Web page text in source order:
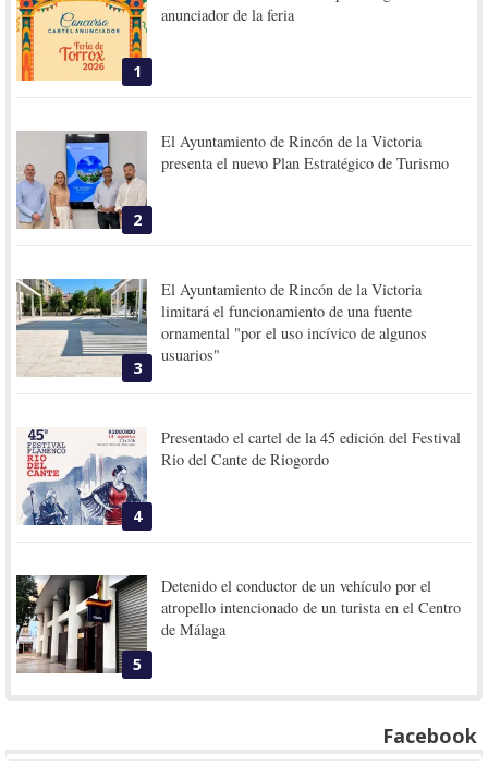
1
anunciador de la feria
2
El Ayuntamiento de Rincón de la Victoria
presenta el nuevo Plan Estratégico de Turismo
3
El Ayuntamiento de Rincón de la Victoria
limitará el funcionamiento de una fuente
ornamental "por el uso incívico de algunos
usuarios"
4
Presentado el cartel de la 45 edición del Festival
Rio del Cante de Riogordo
5
Detenido el conductor de un vehículo por el
atropello intencionado de un turista en el Centro
de Málaga
Facebook